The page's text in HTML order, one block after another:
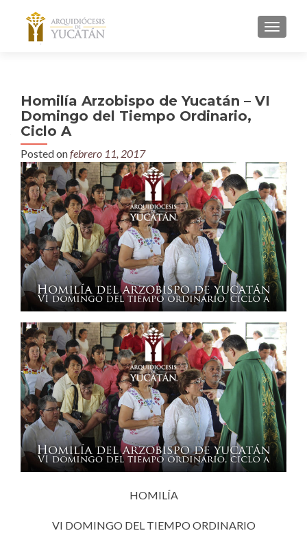
MENU
Homilía Arzobispo de Yucatán – VI
Domingo del Tiempo Ordinario,
Ciclo A
Posted onfebrero 11, 2017
HOMILÍA
VI DOMINGO DEL TIEMPO ORDINARIO